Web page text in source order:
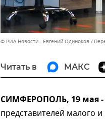
© РИА Новости . Евгений Одиноков
Читать в МАКС
СИМФЕРОПОЛЬ, 19 мая
представителей малого